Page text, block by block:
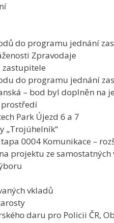
do programu jednání
Zpravodaje
zastupitele
do programu jednání
– bod byl doplněn na
prostředí
Park Újezd 6 a 7
„Trojúhelník“
0004 Komunikace –
projektu ze
vkladů
daru pro Policii ČR,